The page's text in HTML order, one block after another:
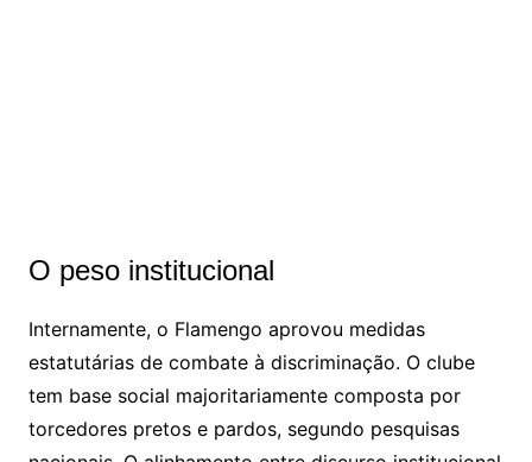
O peso institucional
Internamente, o Flamengo aprovou medidas
estatutárias de combate à discriminação. O clube
tem base social majoritariamente composta por
torcedores pretos e pardos, segundo pesquisas